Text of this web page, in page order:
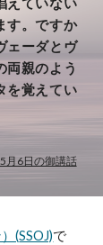
えていない
す。ですか
ェーダとヴ
両親のよう
を覚えてい
月6日の御講話
）(SSOJ)で